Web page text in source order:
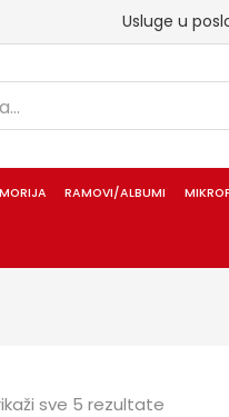
Usluge u
RAMOVI/ALBUMI
sve 5 rezultate